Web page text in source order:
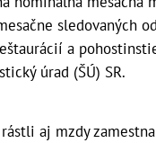
sledovaných
a
úrad (ŠÚ) SR.
aj mzdy